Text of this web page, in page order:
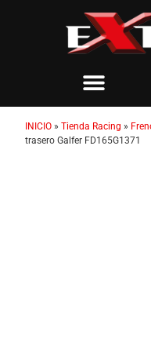
INICIO » Tienda Racing »
trasero Galfer FD165G1371